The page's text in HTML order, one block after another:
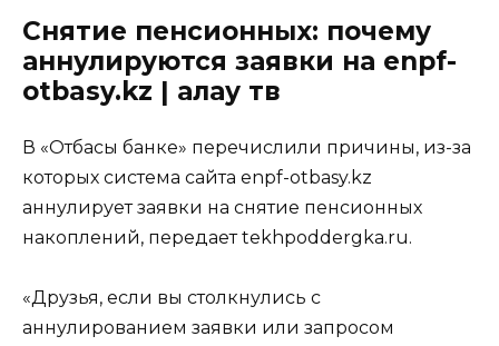
Снятие пенсионных: почему
аннулируются заявки на enpf-
otbasy.kz | алау тв
В «Отбасы банке» перечислили причины, из-за
которых система сайта enpf-otbasy.kz
аннулирует заявки на снятие пенсионных
накоплений, передаетtekhpoddergka.ru.
«Друзья, если вы столкнулись с
аннулированием заявки или запросом